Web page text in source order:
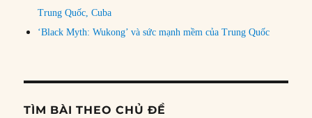
Trung Quốc, Cuba
‘Black Myth: Wukong’ và sức mạnh mềm của Trung Quốc
TÌM BÀI THEO CHỦ ĐỀ